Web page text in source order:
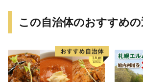
この自治体のおすすめ